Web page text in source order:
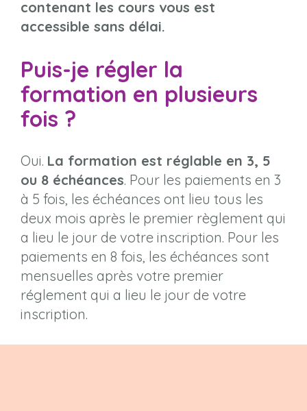
contenant les cours vous est
accessible sans délai.
Puis-je régler la
formation en plusieurs
fois ?
Oui. La formation est réglable en 3, 5
ou 8 échéances. Pour les paiements en 3
à 5 fois, les échéances ont lieu tous les
deux mois après le premier règlement qui
a lieu le jour de votre inscription. Pour les
paiements en 8 fois, les échéances sont
mensuelles après votre premier
réglement qui a lieu le jour de votre
inscription.